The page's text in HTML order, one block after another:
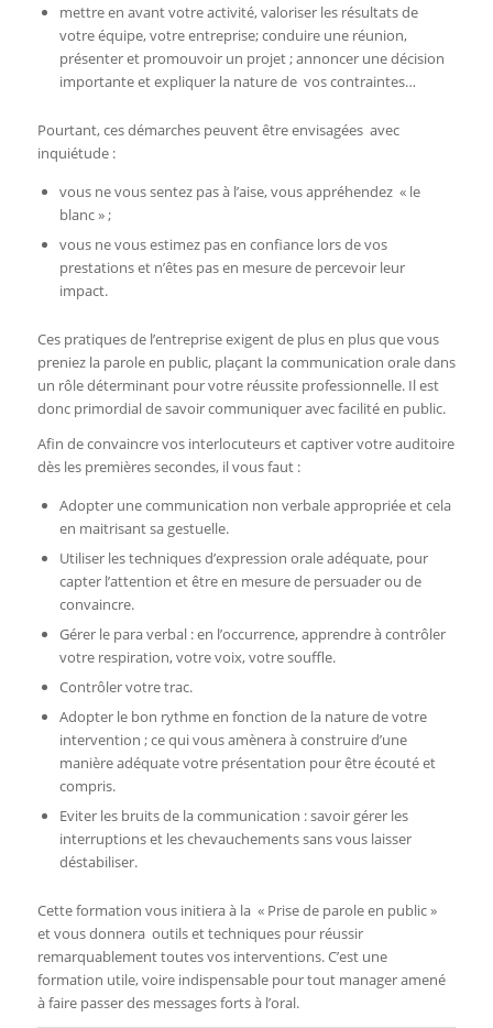
mettre en avant votre activité, valoriser les résultats de
votre équipe, votre entreprise; conduire une réunion,
présenter et promouvoir un projet ; annoncer une décision
importante et expliquer la nature de vos contraintes…
Pourtant, ces démarches peuvent être envisagées avec
inquiétude :
vous ne vous sentez pas à l’aise, vous appréhendez « le
blanc » ;
vous ne vous estimez pas en confiance lors de vos
prestations et n’êtes pas en mesure de percevoir leur
impact.
Ces pratiques de l’entreprise exigent de plus en plus que vous
preniez la parole en public, plaçant la communication orale dans
un rôle déterminant pour votre réussite professionnelle. Il est
donc primordial de savoir communiquer avec facilité en public.
Afin de convaincre vos interlocuteurs et captiver votre auditoire
dès les premières secondes, il vous faut :
Adopter une communication non verbale appropriée et cela
en maitrisant sa gestuelle.
Utiliser les techniques d’expression orale adéquate, pour
capter l’attention et être en mesure de persuader ou de
convaincre.
Gérer le para verbal : en l’occurrence, apprendre à contrôler
votre respiration, votre voix, votre souffle.
Contrôler votre trac.
Adopter le bon rythme en fonction de la nature de votre
intervention ; ce qui vous amènera à construire d’une
manière adéquate votre présentation pour être écouté et
compris.
Eviter les bruits de la communication : savoir gérer les
interruptions et les chevauchements sans vous laisser
déstabiliser.
Cette formation vous initiera à la « Prise de parole en public »
et vous donnera outils et techniques pour réussir
remarquablement toutes vos interventions. C’est une
formation utile, voire indispensable pour tout manager amené
à faire passer des messages forts à l’oral.